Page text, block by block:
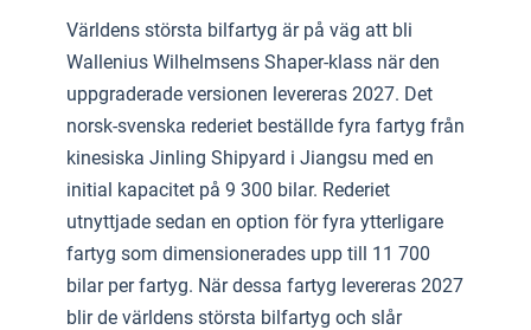
Världens största bilfartyg är på väg att bli
Wallenius Wilhelmsens Shaper-klass när den
uppgraderade versionen levereras 2027. Det
norsk-svenska rederiet beställde fyra fartyg från
kinesiska Jinling Shipyard i Jiangsu med en
initial kapacitet på 9 300 bilar. Rederiet
utnyttjade sedan en option för fyra ytterligare
fartyg som dimensionerades upp till 11 700
bilar per fartyg. När dessa fartyg levereras 2027
blir de världens största bilfartyg och slår